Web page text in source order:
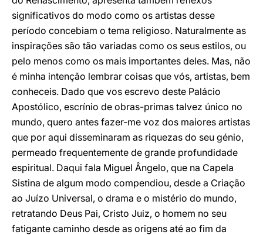
significativos do modo como os artistas desse
período concebiam o tema religioso. Naturalmente as
inspirações são tão variadas como os seus estilos, ou
pelo menos como os mais importantes deles. Mas, não
é minha intenção lembrar coisas que vós, artistas, bem
conheceis. Dado que vos escrevo deste Palácio
Apostólico, escrínio de obras-primas talvez único no
mundo, quero antes fazer-me voz dos maiores artistas
que por aqui disseminaram as riquezas do seu génio,
permeado frequentemente de grande profundidade
espiritual. Daqui fala Miguel Ângelo, que na Capela
Sistina de algum modo compendiou, desde a Criação
ao Juízo Universal, o drama e o mistério do mundo,
retratando Deus Pai, Cristo Juiz, o homem no seu
fatigante caminho desde as origens até ao fim da